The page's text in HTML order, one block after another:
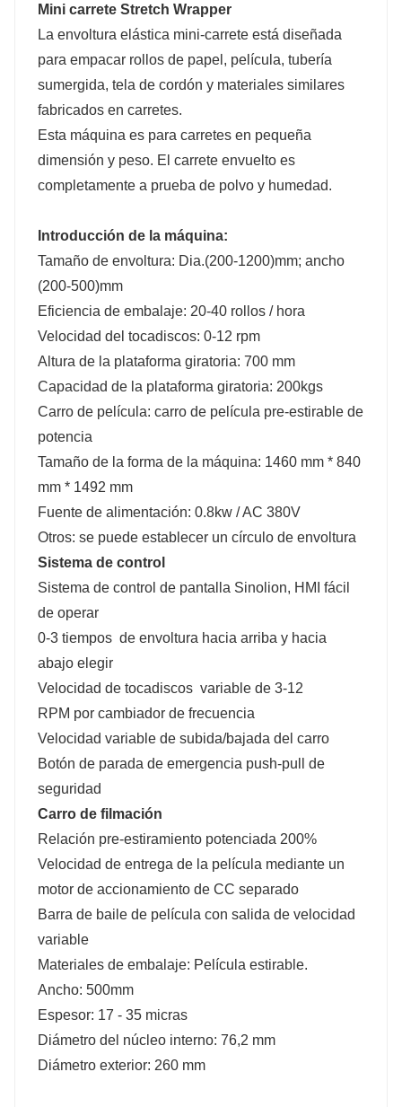
Mini carrete Stretch Wrapper
La envoltura elástica mini-carrete está diseñada
para empacar rollos de papel, película, tubería
sumergida, tela de cordón y materiales similares
fabricados en carretes.
Esta máquina es para carretes en pequeña
dimensión y peso. El carrete envuelto es
completamente a prueba de polvo y humedad.
Introducción de la máquina:
Tamaño de envoltura: Dia.(200-1200)mm; ancho
(200-500)mm
Eficiencia de embalaje: 20-40 rollos / hora
Velocidad del tocadiscos: 0-12 rpm
Altura de la plataforma giratoria: 700 mm
Capacidad de la plataforma giratoria: 200kgs
Carro de película: carro de película pre-estirable de
potencia
Tamaño de la forma de la máquina: 1460 mm * 840
mm * 1492 mm
Fuente de alimentación: 0.8kw / AC 380V
Otros: se puede establecer un círculo de envoltura
Sistema de control
Sistema de control de pantalla Sinolion, HMI fácil
de operar
0-3 tiempos de envoltura hacia arriba y hacia
abajo elegir
Velocidad de tocadiscos variable de 3-12
RPM por cambiador de frecuencia
Velocidad variable de subida/bajada del carro
Botón de parada de emergencia push-pull de
seguridad
Carro de filmación
Relación pre-estiramiento potenciada 200%
Velocidad de entrega de la película mediante un
motor de accionamiento de CC separado
Barra de baile de película con salida de velocidad
variable
Materiales de embalaje: Película estirable.
Ancho: 500mm
Espesor: 17 - 35 micras
Diámetro del núcleo interno: 76,2 mm
Diámetro exterior: 260 mm